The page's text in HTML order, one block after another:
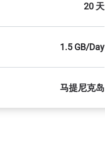
20 天
1.5 GB/Day
马提尼克岛